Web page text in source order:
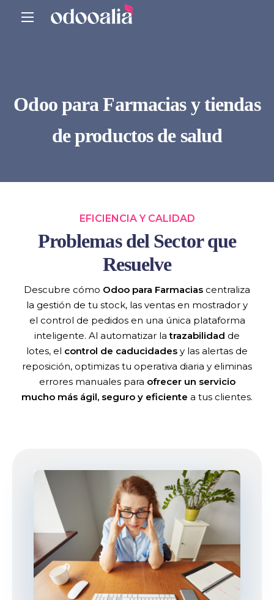
Odoo para Farmacias y tiendas
de productos de salud
EFICIENCIA Y CALIDAD
Problemas del Sector que
Resuelve
Descubre cómo Odoo para Farmacias centraliza
la gestión de tu stock, las ventas en mostrador y
el control de pedidos en una única plataforma
inteligente. Al automatizar latrazabilidad de
lotes, el control de caducidades y las alertas de
reposición, optimizas tu operativa diaria y eliminas
errores manuales para ofrecer un servicio
mucho más ágil, seguro y eficiente a tus clientes.